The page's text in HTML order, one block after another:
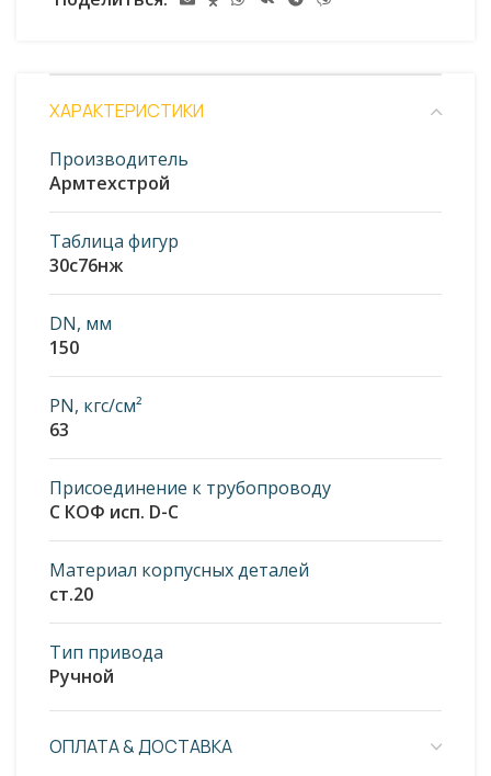
ХАРАКТЕРИСТИКИ
Производитель
Армтехстрой
Таблица фигур
30с76нж
DN, мм
150
PN, кгс/см²
63
Присоединение к трубопроводу
С КОФ исп. D-C
Материал корпусных деталей
ст.20
Тип привода
Ручной
ОПЛАТА & ДОСТАВКА